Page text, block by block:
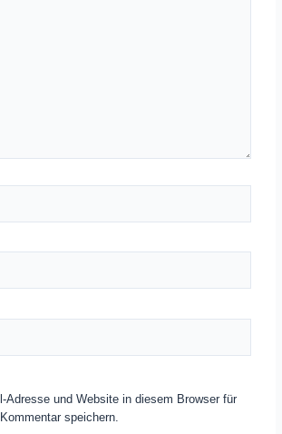
Adresse und Website in diesem Browser für
speichern.